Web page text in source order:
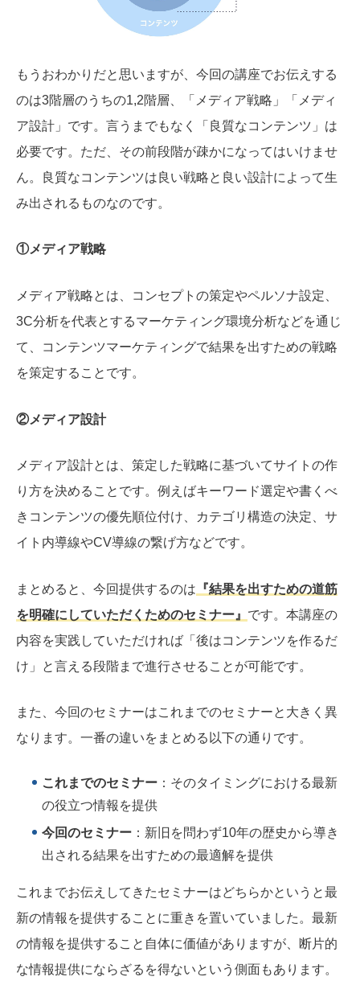
もうおわかりだと思いますが、今回の講座でお伝えする
のは3階層のうちの1,2階層、「メディア戦略」「メディ
ア設計」です。言うまでもなく「良質なコンテンツ」は
必要です。ただ、その前段階が疎かになってはいけませ
ん。良質なコンテンツは良い戦略と良い設計によって生
み出されるものなのです。
①メディア戦略
メディア戦略とは、コンセプトの策定やペルソナ設定、
3C分析を代表とするマーケティング環境分析などを通じ
て、コンテンツマーケティングで結果を出すための戦略
を策定することです。
②メディア設計
メディア設計とは、策定した戦略に基づいてサイトの作
り方を決めることです。例えばキーワード選定や書くべ
きコンテンツの優先順位付け、カテゴリ構造の決定、サ
イト内導線やCV導線の繋げ方などです。
まとめると、今回提供するのは 『結果を出すための道筋
を明確にしていただくためのセミナー』 です。本講座の
内容を実践していただければ「後はコンテンツを作るだ
け」と言える段階まで進行させることが可能です。
また、今回のセミナーはこれまでのセミナーと大きく異
なります。一番の違いをまとめる以下の通りです。
これまでのセミナー ：そのタイミングにおける最新
の役立つ情報を提供
今回のセミナー ：新旧を問わず10年の歴史から導き
出される結果を出すための最適解を提供
これまでお伝えしてきたセミナーはどちらかというと最
新の情報を提供することに重きを置いていました。最新
の情報を提供すること自体に価値がありますが、断片的
な情報提供にならざるを得ないという側面もあります。